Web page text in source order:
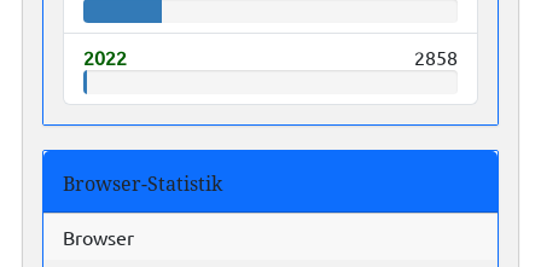
2022 2858
Browser-Statistik
Browser